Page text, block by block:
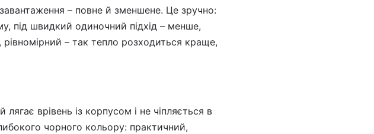
– повне й зменшене. Це зручно:
під швидкий одиночний підхід – менше,
– так тепло розходиться краще,
врівень із корпусом і не чіпляється в
чорного кольору: практичний,